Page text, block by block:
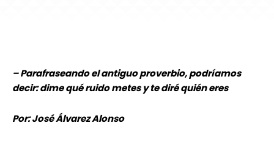
– Parafraseando el antiguo proverbio, podríamos
decir: dime qué ruido metes y te diré quién eres
Por: José Álvarez Alonso